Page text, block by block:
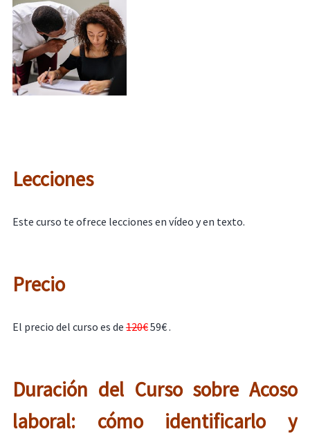
Lecciones
Este curso te ofrece lecciones en vídeo y en texto.
Precio
El precio del curso es de 120€59€ .
Duración del Curso sobre Acoso
laboral: cómo identificarlo y